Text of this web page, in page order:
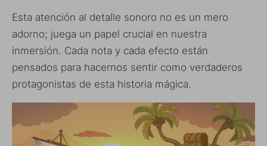
Esta atención al detalle sonoro no es un mero
adorno; juega un papel crucial en nuestra
inmersión. Cada nota y cada efecto están
pensados para hacernos sentir como verdaderos
protagonistas de esta historia mágica.